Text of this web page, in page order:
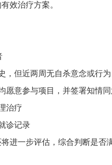
效治疗方案。
，但近两周无自杀意念或行为
愿意参与项目，并签署知情
治疗
诊记录
进一步评估，综合判断是否